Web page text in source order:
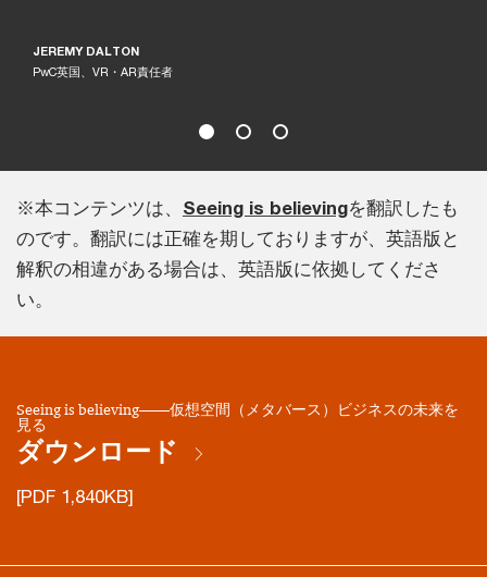
JEREMY DALTON
PwC英国、VR・AR責任者
※本コンテンツは、 Seeing is believingを翻訳したも
のです。翻訳には正確を期しておりますが、英語版と
解釈の相違がある場合は、英語版に依拠してくださ
い。
Seeing is believing――仮想空間（メタバース）ビジネスの未来を
見る
ダウンロード
[PDF 1,840KB]